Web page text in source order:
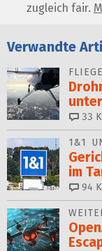
zugleich fair.
Verwandte
33
1&1
im
94